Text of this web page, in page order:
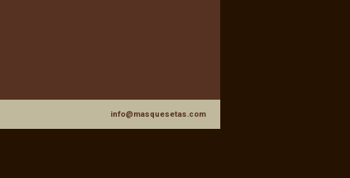
info@masquesetas.com